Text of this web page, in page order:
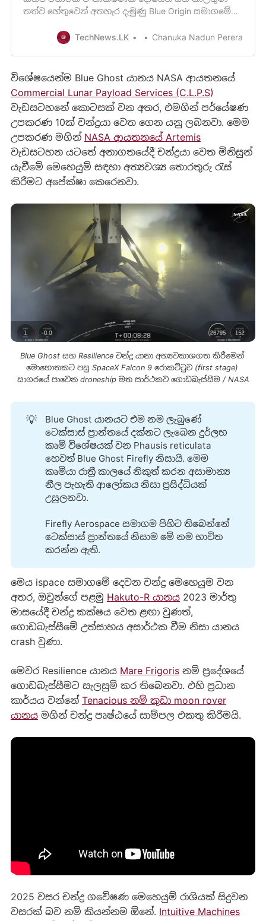
තත්ව හේතුවෙන් අතහැර දැමුණු Blue Origin සමාගමේ
උත්සහයක් හෙට දිනයේ දී.
TechNews.LK Chanuka Nadun Perera
විශේෂයෙන්ම Blue Ghost යානය NASA ආයතනයේ
Commercial Lunar Payload Services (C.L.P.S)
වැඩසටහනේ කොටසක් වන අතර, එමගින් පර්යේෂණ
උපකරණ 10ක් චන්ද්‍රයා වෙත ගෙන යනු ලබනවා. මෙම
උපකරණ මගින් NASA ආයතනයේ Artemis
වැඩසටහන යටතේ අනාගතයේදී චන්ද්‍රයා වෙත මිනිසුන්
යැවීමේ මෙහෙයුම් සඳහා අත්‍යවශ්‍ය තොරතුරු රැස්
කිරීමට අපේක්ෂා කෙරෙනවා.
Blue Ghost සහ Resilience චන්ද්‍ර යානා අභ්‍යවකාශගත කිරීමෙන්
මොහොතකට පසු SpaceX Falcon 9 රොකට්ටුව (first stage)
සාගරයේ පාවෙන droneship මත සාර්ථකව ගොඩබැස්සීම / NASA
💡
Blue Ghost යානයට එම නම ලැබුණේ
ටෙක්සාස් ප්‍රාන්තයේ දක්නට ලැබෙන දුර්ලභ
කෘමි විශේෂයක් වන Phausis reticulata
හෙවත් Blue Ghost Firefly නිසායි. මෙම
කෘමියා රාත්‍රී කාලයේ නිකුත් කරන අසාමාන්‍ය
නීල පැහැති ආලෝකය නිසා ප්‍රසිද්ධියක්
උසුලනවා.
Firefly Aerospace සමාගම පිහිට තිබෙන්නේ
ටෙක්සාස් ප්‍රාන්තයේ නිසාම මේ නම භාවිත
කරන්න ඇති.
මෙය ispace සමාගමේ දෙවන චන්ද්‍ර මෙහෙයුම වන
අතර, ඔවුන්ගේ පළමු Hakuto-R යානය2023 මාර්තු
මාසයේදී චන්ද්‍ර කක්ෂය වෙත ළඟා වුණත්,
ගොඩබැස්සීමේ උත්සාහය අසාර්ථක වීම නිසා යානය
crash වුණා.
මෙවර Resilience යානය Mare Frigorisනම් ප්‍රදේශයේ
ගොඩබැස්සීමට සැලසුම් කර තිබෙනවා. එහි ප්‍රධාන
කාර්යය වන්නේ Tenacious නම් කුඩා moon rover
යානයමගින් චන්ද්‍ර පෘෂ්ඨයේ සාම්පල එකතු කිරීමයි.
2025 වසර චන්ද්‍ර ගවේෂණ මෙහෙයුම් රාශියක් සිදුවන
වසරක් බව නම් කියන්නම ඕනේ. Intuitive Machines